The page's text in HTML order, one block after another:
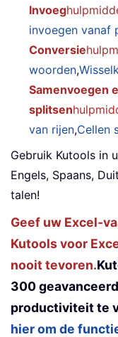
Invoeg
invoegen vanaf
Conversie
woorden,
Samenvoegen
splitsen
van rijen,Cellen
Gebruik Kutools in
Engels, Spaans,
talen!
Geef uw Excel-
Kutools voor
nooit tevoren.
300
productiviteit te
hier om de